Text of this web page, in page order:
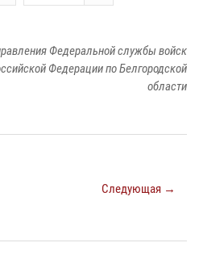
Федеральной службы войск
Федерации по Белгородской
области
Следующая →